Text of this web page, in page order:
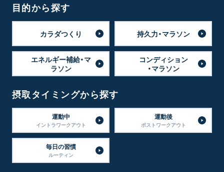
目的から探す
カラダつくり 持久力・マラソン
エネルギー補給・マ
ラソン
コンディション
・マラソン
摂取タイミングから探す
運動中
イントラワークアウト
運動後
ポストワークアウト
毎日の習慣
ルーティン